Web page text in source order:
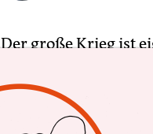
Der große Krieg ist
vergangenen
geschlagen.
romantische